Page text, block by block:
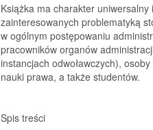
Książka ma charakter
zainteresowanych problematyką
w ogólnym postępowaniu
pracowników organów
instancjach odwoławczych),
nauki prawa, a także studentów.
Spis treści